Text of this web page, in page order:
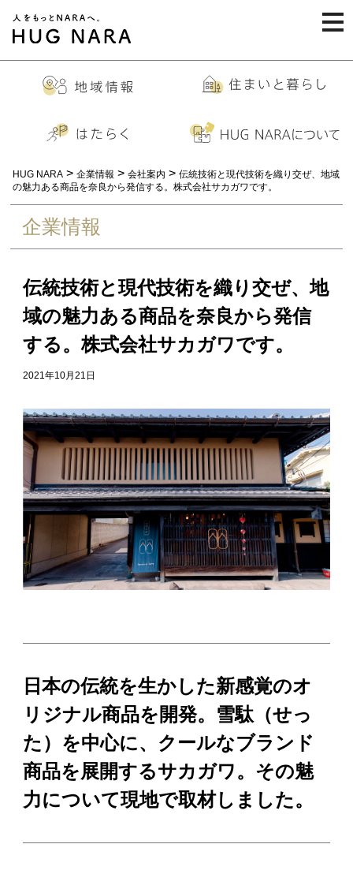
HUG NARA > 企業情報 > 会社案内 > 伝統技術と現代技術を織り交ぜ、地域
の魅力ある商品を奈良から発信する。株式会社サカガワです。
企業情報
伝統技術と現代技術を織り交ぜ、地
域の魅力ある商品を奈良から発信
する。株式会社サカガワです。
2021年10月21日
日本の伝統を生かした新感覚のオ
リジナル商品を開発。雪駄（せっ
た）を中心に、クールなブランド
商品を展開するサカガワ。その魅
力について現地で取材しました。